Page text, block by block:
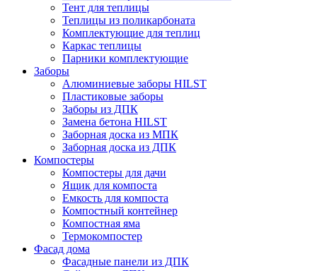
Тент для теплицы
Теплицы из поликарбоната
Комплектующие для теплиц
Каркас теплицы
Парники комплектующие
Заборы
Алюминиевые заборы HILST
Пластиковые заборы
Заборы из ДПК
Замена бетона HILST
Заборная доска из МПК
Заборная доска из ДПК
Компостеры
Компостеры для дачи
Ящик для компоста
Емкость для компоста
Компостный контейнер
Компостная яма
Термокомпостер
Фасад дома
Фасадные панели из ДПК